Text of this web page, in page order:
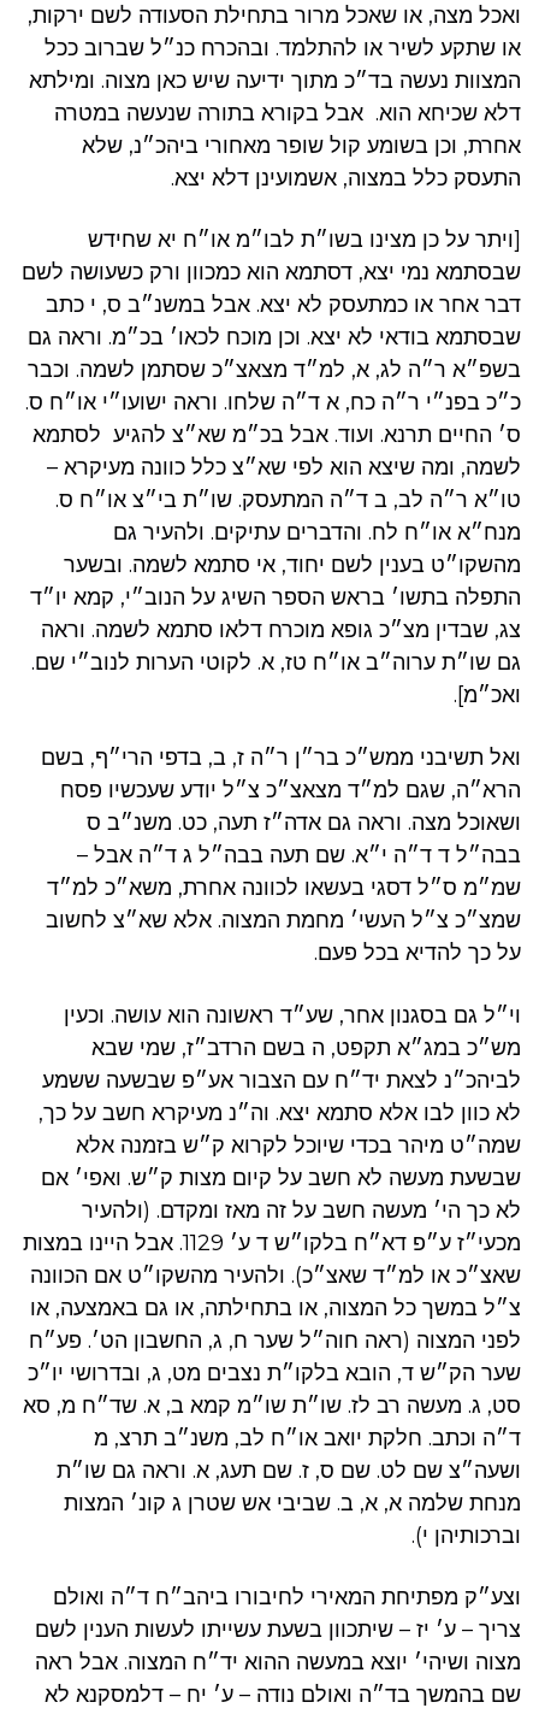
ואכל מצה, או שאכל מרור בתחילת הסעודה לשם ירקות,
או שתקע לשיר או להתלמד. ובהכרח כנ״ל שברוב ככל
המצוות נעשה בד״כ מתוך ידיעה שיש כאן מצוה. ומילתא
דלא שכיחא הוא. אבל בקורא בתורה שנעשה במטרה
אחרת, וכן בשומע קול שופר מאחורי ביהכ״נ, שלא
התעסק כלל במצוה, אשמועינן דלא יצא.
[ויתר על כן מצינו בשו״ת לבו״מ או״ח יא שחידש
שבסתמא נמי יצא, דסתמא הוא כמכוון ורק כשעושה לשם
דבר אחר או כמתעסק לא יצא. אבל במשנ״ב ס, י כתב
שבסתמא בודאי לא יצא. וכן מוכח לכאו׳ בכ״מ. וראה גם
בשפ״א ר״ה לג, א, למ״ד מצאצ״כ שסתמן לשמה. וכבר
כ״כ בפנ״י ר״ה כח, א ד״ה שלחו. וראה ישועו״י או״ח ס.
ס׳ החיים תרנא. ועוד. אבל בכ״מ שא״צ להגיע לסתמא
לשמה, ומה שיצא הוא לפי שא״צ כלל כוונה מעיקרא –
טו״א ר״ה לב, ב ד״ה המתעסק. שו״ת בי״צ או״ח ס.
מנח״א או״ח לח. והדברים עתיקים. ולהעיר גם
מהשקו״ט בענין לשם יחוד, אי סתמא לשמה. ובשער
התפלה בתשו׳ בראש הספר השיג על הנוב״י, קמא יו״ד
צג, שבדין מצ״כ גופא מוכרח דלאו סתמא לשמה. וראה
גם שו״ת ערוה״ב או״ח טז, א. לקוטי הערות לנוב״י שם.
ואכ״מ].
ואל תשיבני ממש״כ בר״ן ר״ה ז, ב, בדפי הרי״ף, בשם
הרא״ה, שגם למ״ד מצאצ״כ צ״ל יודע שעכשיו פסח
ושאוכל מצה. וראה גם אדה״ז תעה, כט. משנ״ב ס
בבה״ל ד ד״ה י״א. שם תעה בבה״ל ג ד״ה אבל –
שמ״מ ס״ל דסגי בעשאו לכוונה אחרת, משא״כ למ״ד
שמצ״כ צ״ל העשי׳ מחמת המצוה. אלא שא״צ לחשוב
על כך להדיא בכל פעם.
וי״ל גם בסגנון אחר, שע״ד ראשונה הוא עושה. וכעין
מש״כ במג״א תקפט, ה בשם הרדב״ז, שמי שבא
לביהכ״נ לצאת יד״ח עם הצבור אע״פ שבשעה ששמע
לא כוון לבו אלא סתמא יצא. וה״נ מעיקרא חשב על כך,
שמה״ט מיהר בכדי שיוכל לקרוא ק״ש בזמנה אלא
שבשעת מעשה לא חשב על קיום מצות ק״ש. ואפי׳ אם
לא כך הי׳ מעשה חשב על זה מאז ומקדם. (ולהעיר
מכעי״ז ע״פ דא״ח בלקו״ש ד ע׳ 1129. אבל היינו במצות
שאצ״כ או למ״ד שאצ״כ). ולהעיר מהשקו״ט אם הכוונה
צ״ל במשך כל המצוה, או בתחילתה, או גם באמצעה, או
לפני המצוה (ראה חוה״ל שער ח, ג, החשבון הט׳. פע״ח
שער הק״ש ד, הובא בלקו״ת נצבים מט, ג, ובדרושי יו״כ
סט, ג. מעשה רב לז. שו״ת שו״מ קמא ב, א. שד״ח מ, סא
ד״ה וכתב. חלקת יואב או״ח לב, משנ״ב תרצ, מ
ושעה״צ שם לט. שם ס, ז. שם תעג, א. וראה גם שו״ת
מנחת שלמה א, א, ב. שביבי אש שטרן ג קונ׳ המצות
וברכותיהן י).
וצע״ק מפתיחת המאירי לחיבורו ביהב״ח ד״ה ואולם
צריך – ע׳ יז – שיתכוון בשעת עשייתו לעשות הענין לשם
מצוה ושיהי׳ יוצא במעשה ההוא יד״ח המצוה. אבל ראה
שם בהמשך בד״ה ואולם נודה – ע׳ יח – דלמסקנא לא